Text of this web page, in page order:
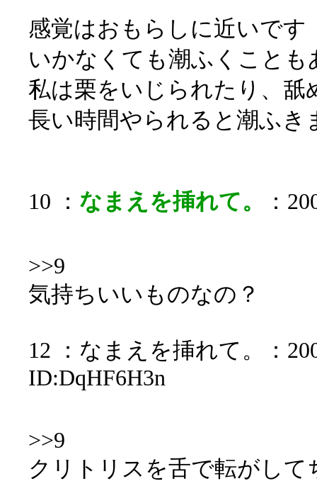
感覚はおもらしに近いです
いかなくても潮ふくことも
私は栗をいじられたり、舐
長い時間やられると潮ふき
10 ： なまえを挿れて。 ：
>>9
気持ちいいものなの？
12 ：なまえを挿れて。：
ID:DqHF6H3n
>>9
クリトリスを舌で転がして